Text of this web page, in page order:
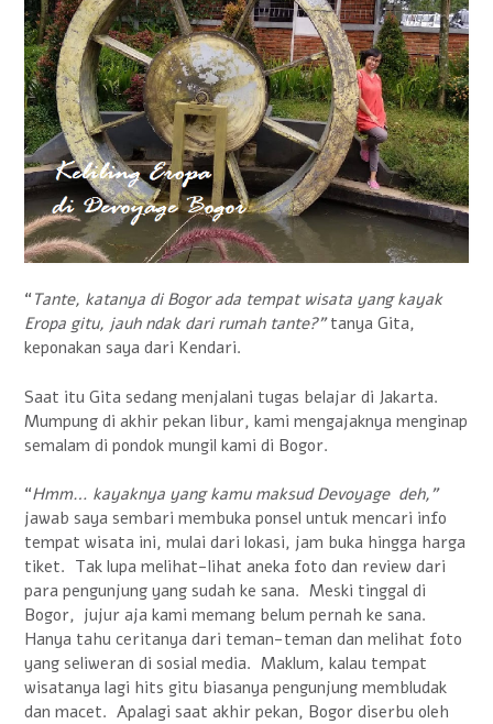
“Tante, katanya di Bogor ada tempat wisata yang kayak
Eropa gitu, jauh ndak dari rumah tante?”tanya Gita,
keponakan saya dari Kendari.
Saat itu Gita sedang menjalani tugas belajar di Jakarta.
Mumpung di akhir pekan libur, kami mengajaknya menginap
semalam di pondok mungil kami di Bogor.
“Hmm… kayaknya yang kamu maksud Devoyage deh,”
jawab saya sembari membuka ponsel untuk mencari info
tempat wisata ini, mulai dari lokasi, jam buka hingga harga
tiket. Tak lupa melihat-lihat aneka foto dan review dari
para pengunjung yang sudah ke sana. Meski tinggal di
Bogor, jujur aja kami memang belum pernah ke sana.
Hanya tahu ceritanya dari teman-teman dan melihat foto
yang seliweran di sosial media. Maklum, kalau tempat
wisatanya lagi hits gitu biasanya pengunjung membludak
dan macet. Apalagi saat akhir pekan, Bogor diserbu oleh